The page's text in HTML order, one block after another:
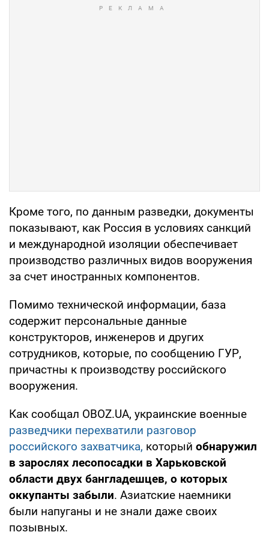
Кроме того, по данным разведки, документы
показывают, как Россия в условиях санкций
и международной изоляции обеспечивает
производство различных видов вооружения
за счет иностранных компонентов.
Помимо технической информации, база
содержит персональные данные
конструкторов, инженеров и других
сотрудников, которые, по сообщению ГУР,
причастны к производству российского
вооружения.
Как сообщал OBOZ.UA, украинские военные
разведчики перехватили разговор
российского захватчика, который обнаружил
в зарослях лесопосадки в Харьковской
области двух бангладешцев, о которых
оккупанты забыли. Азиатские наемники
были напуганы и не знали даже своих
позывных.